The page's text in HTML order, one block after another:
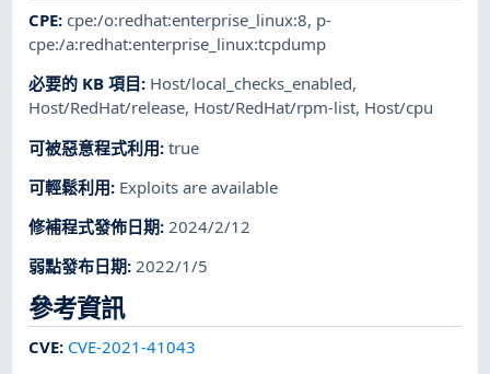
CPE:cpe:/o:redhat:enterprise_linux:8, p-
cpe:/a:redhat:enterprise_linux:tcpdump
必要的 KB 項目: Host/local_checks_enabled,
Host/RedHat/release, Host/RedHat/rpm-list, Host/cpu
可被惡意程式利用:true
可輕鬆利用: Exploits are available
修補程式發佈日期:2024/2/12
弱點發布日期:2022/1/5
參考資訊
CVE: CVE-2021-41043